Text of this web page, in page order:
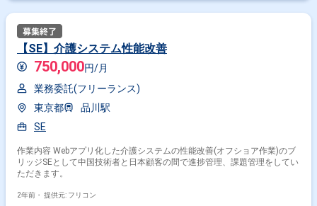
【SE】介護システム性能改善
750,000円/月
業務委託(フリーランス)
東京都
品川駅
SE
作業内容 Webアプリ化した介護システムの性能改善(オフショア作業)のブ
リッジSEとして中国技術者と日本顧客の間で進捗管理、課題管理をしてい
ただきます。
2年前・ 提供元: フリコン